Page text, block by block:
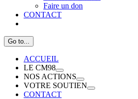
Faire un don
CONTACT
Go to...
ACCUEIL
LE CM98
NOS ACTIONS
VOTRE SOUTIEN
CONTACT